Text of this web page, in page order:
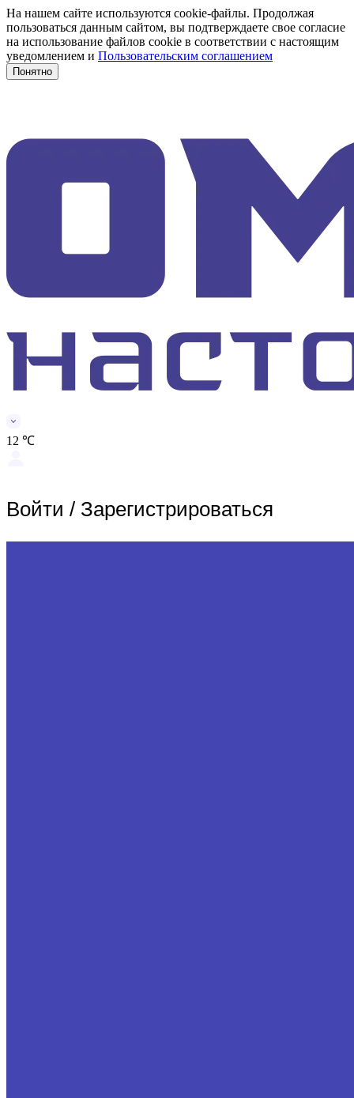
На нашем сайте используются cookie-файлы. Продолжая
пользоваться данным сайтом, вы подтверждаете свое согласие
на использование файлов cookie в соответствии с настоящим
уведомлением и Пользовательским соглашением
Понятно
12 ℃
Войти / Зарегистрироваться